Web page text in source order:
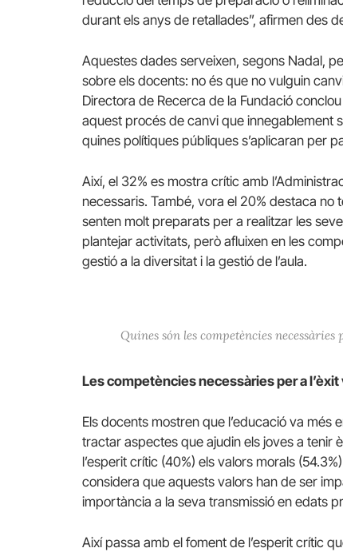
durant els anys de retallades”, afirmen des
Aquestes dades serveixen, segons Nadal,
sobre els docents: no és que no vulguin
Directora de Recerca de la Fundació
aquest procés de canvi que innegablement
quines polítiques públiques s’aplicaran per
Així, el 32% es mostra crític amb
necessaris. També, vora el 20% destaca
senten molt preparats per a realitzar les
plantejar activitats, però afluixen en les
gestió a la diversitat i la gestió de l’aula.
Quines són les competències necessàries
Les competències necessàries per a
Els docents mostren que l’educació va més
tractar aspectes que ajudin els joves a tenir
l’esperit crític (40%) els valors morals
considera que aquests valors han de ser
importància a la seva transmissió en edats
Així passa amb el foment de l’esperit crític